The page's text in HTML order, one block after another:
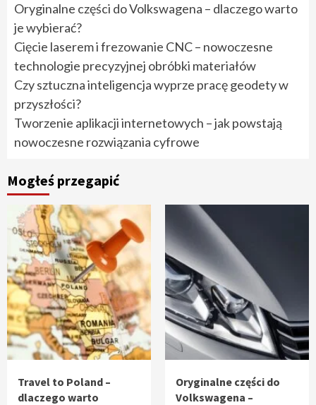
Oryginalne części do Volkswagena – dlaczego warto
je wybierać?
Cięcie laserem i frezowanie CNC – nowoczesne
technologie precyzyjnej obróbki materiałów
Czy sztuczna inteligencja wyprze pracę geodety w
przyszłości?
Tworzenie aplikacji internetowych – jak powstają
nowoczesne rozwiązania cyfrowe
Mogłeś przegapić
Travel to Poland –
dlaczego warto
Oryginalne części do
Volkswagena –